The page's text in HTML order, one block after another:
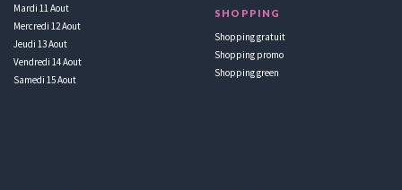
Mardi 11 Aout
Mercredi 12 Aout
Jeudi 13 Aout
Vendredi 14 Aout
Samedi 15 Aout
SHOPPING
Shopping gratuit
Shopping promo
Shopping green